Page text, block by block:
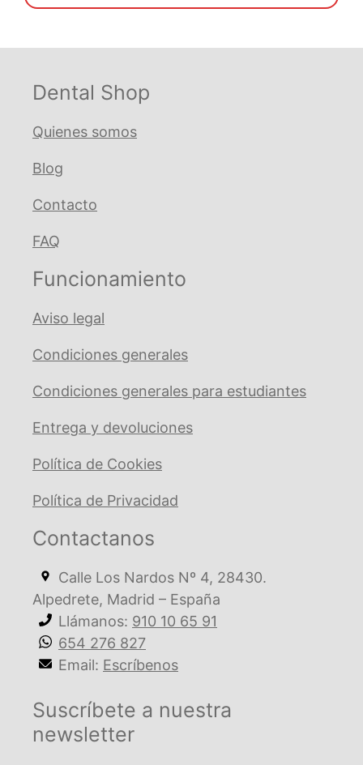
€ 5.158,11. € 4.642,30.
Dental Shop
Quienes somos
Blog
Contacto
FAQ
Funcionamiento
Aviso legal
Condiciones generales
Condiciones generales para estudiantes
Entrega y devoluciones
Política de Cookies
Política de Privacidad
Contactanos
Calle Los Nardos Nº 4, 28430.
Alpedrete, Madrid – España
Llámanos: 910 10 65 91
654 276 827
Email: Escríbenos
Suscríbete a nuestra
newsletter